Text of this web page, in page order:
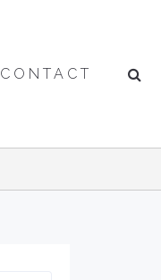
CONTACT